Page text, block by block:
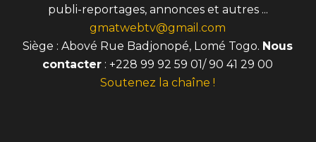
publi-reportages, annonces et autres ...
gmatwebtv@gmail.com
Siège : Abové Rue Badjonopé, Lomé Togo. Nous
contacter : +228 99 92 59 01/ 90 41 29 00
Soutenez la chaîne !